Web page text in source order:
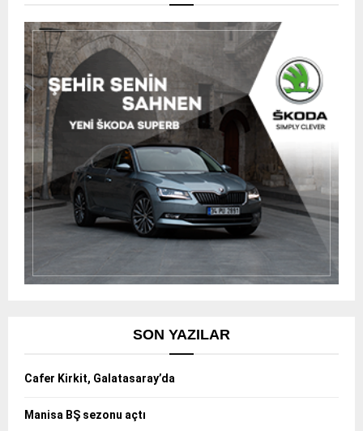
SON YAZILAR
Cafer Kirkit, Galatasaray’da
Manisa BŞ sezonu açtı